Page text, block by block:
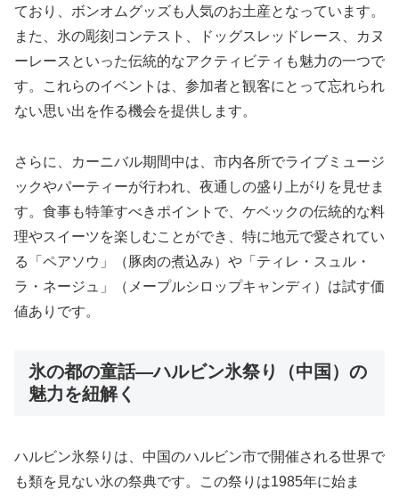
ており、ボンオムグッズも人気のお土産となっています。
また、氷の彫刻コンテスト、ドッグスレッドレース、カヌ
ーレースといった伝統的なアクティビティも魅力の一つで
す。これらのイベントは、参加者と観客にとって忘れられ
ない思い出を作る機会を提供します。
さらに、カーニバル期間中は、市内各所でライブミュージ
ックやパーティーが行われ、夜通しの盛り上がりを見せま
す。食事も特筆すべきポイントで、ケベックの伝統的な料
理やスイーツを楽しむことができ、特に地元で愛されてい
る「ペアソウ」（豚肉の煮込み）や「ティレ・スュル・
ラ・ネージュ」（メープルシロップキャンディ）は試す価
値ありです。
氷の都の童話―ハルビン氷祭り（中国）の
魅力を紐解く
ハルビン氷祭りは、中国のハルビン市で開催される世界で
も類を見ない氷の祭典です。この祭りは1985年に始ま